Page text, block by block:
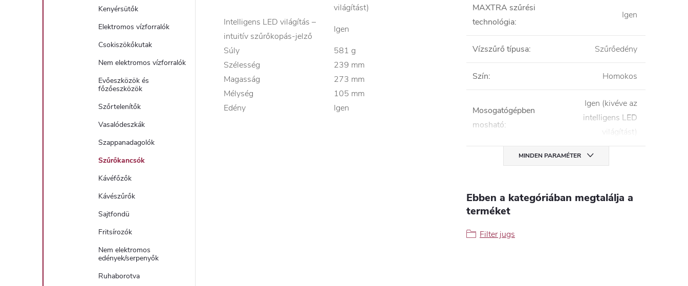
Kenyérsütők
Elektromos vízforralók
Csokiszökőkutak
Nem elektromos vízforralók
Evőeszközök és
főzőeszközök
Szőrtelenítők
Vasalódeszkák
Szappanadagolók
Szűrőkancsók
Kávéfőzők
Kávészűrők
Sajtfondü
Fritsírozók
Nem elektromos
edények/serpenyők
Ruhaborotva
világítást)
Intelligens LED világítás –
intuitív szűrőkopás-jelző
Igen
Súly
581 g
Szélesség
239 mm
Magasság
273 mm
Mélység
105 mm
Edény
Igen
MAXTRA szűrési
technológia:
Igen
Vízszűrő típusa: Szűrőedény
Szín: Homokos
Mosogatógépben
mosható:
Igen (kivéve az
intelligens LED
világítást)
MINDEN PARAMÉTER
Ebben a kategóriában megtalálja a
terméket
Filter jugs